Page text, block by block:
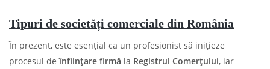
Tipuri de societăți comerciale din România
În prezent, este esențial ca un profesionist să inițieze
procesul deînființare firmă la Registrul Comerțului, iar